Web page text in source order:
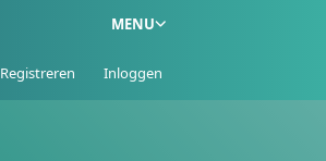
MENU
Registreren Inloggen